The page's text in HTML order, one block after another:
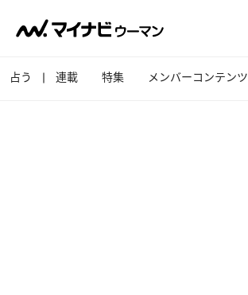
占う 連載 特集 メンバーコンテンツ